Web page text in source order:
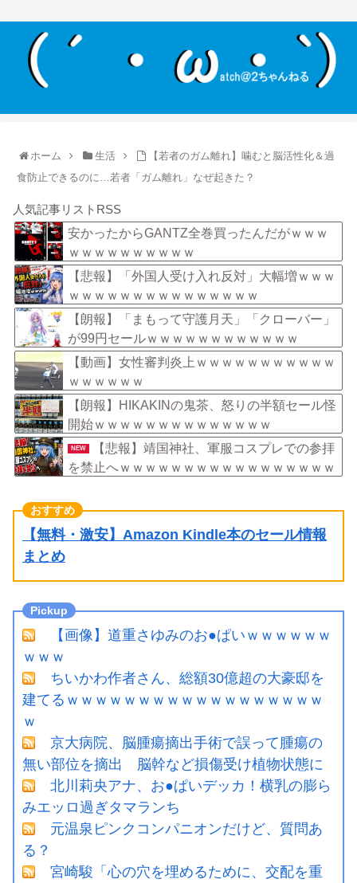
ホーム 生活
【若者のガム離れ】噛むと脳活性化＆過
食防止できるのに…若者「ガム離れ」なぜ起きた？
人気記事リストRSS
安かったからGANTZ全巻買ったんだがｗｗｗ
ｗｗｗｗｗｗｗｗｗｗ
【悲報】「外国人受け入れ反対」大幅増ｗｗｗ
ｗｗｗｗｗｗｗｗｗｗｗｗｗｗｗ
【朗報】「まもって守護月天」「クローバー」
が99円セールｗｗｗｗｗｗｗｗｗｗｗｗ
【動画】女性審判炎上ｗｗｗｗｗｗｗｗｗｗｗ
ｗｗｗｗｗｗ
【朗報】HIKAKINの鬼茶、怒りの半額セール怪
開始ｗｗｗｗｗｗｗｗｗｗｗｗｗｗ
NEW
【悲報】靖国神社、軍服コスプレでの参拝
を禁止へｗｗｗｗｗｗｗｗｗｗｗｗｗｗｗｗｗ
【無料・激安】Amazon Kindle本のセール情報
まとめ
【画像】道重さゆみのお●ぱいｗｗｗｗｗｗ
ｗｗｗ
ちいかわ作者さん、総額30億超の大豪邸を
建てるｗｗｗｗｗｗｗｗｗｗｗｗｗｗｗｗｗｗ
ｗ
京大病院、脳腫瘍摘出手術で誤って腫瘍の
無い部位を摘出 脳幹など損傷受け植物状態に
北川莉央アナ、お●ぱいデッカ！横乳の膨ら
みエッロ過ぎタマランち
元温泉ピンクコンパニオンだけど、質問あ
る？
宮崎駿「心の穴を埋めるために、交配を重